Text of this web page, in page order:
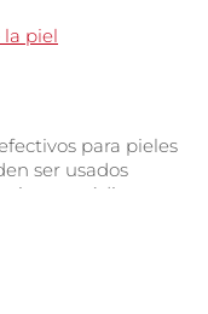
piel
para pieles
ser usados
médico.